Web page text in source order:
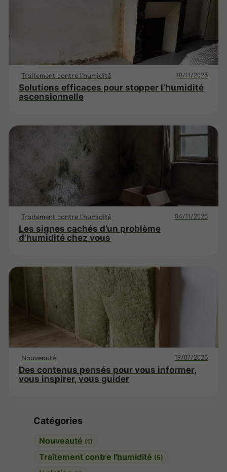
Catégories
Nouveauté (1)
Traitement contre l'humidité (5)
Traitement contre l'humidité 10/11/2025
Solutions efficaces pour stopper l’humidité
ascensionnelle
Traitement contre l'humidité 04/11/2025
Les signes cachés d’un problème
d’humidité chez vous
Nouveauté 19/07/2025
Des contenus pensés pour vous informer,
vous inspirer, vous guider